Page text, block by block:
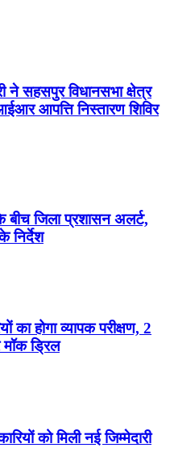
ने सहसपुर विधानसभा क्षेत्र
आपत्ति निस्तारण शिविर
बीच जिला प्रशासन अलर्ट,
निर्देश
होगा व्यापक परीक्षण, 2
ड्रिल
को मिली नई जिम्मेदारी